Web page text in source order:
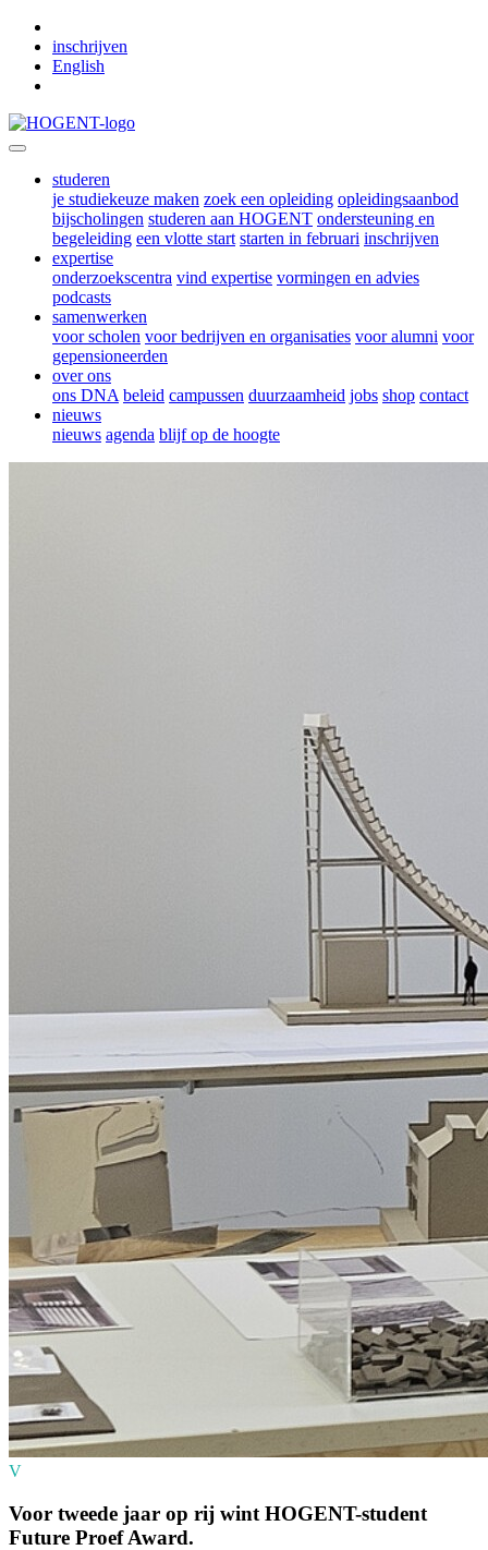
inschrijven
English
studeren
je studiekeuze maken zoek een opleiding opleidingsaanbod
bijscholingen studeren aan HOGENT ondersteuning en
begeleiding een vlotte start starten in februari inschrijven
expertise
onderzoekscentra vind expertise vormingen en advies
podcasts
samenwerken
voor scholen voor bedrijven en organisaties voor alumni voor
gepensioneerden
over ons
ons DNA beleid campussen duurzaamheid jobs shop contact
nieuws
nieuws agenda blijf op de hoogte
V
Voor tweede jaar op rij wint HOGENT-student
Future Proef Award.